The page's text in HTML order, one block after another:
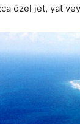
özel jet, yat